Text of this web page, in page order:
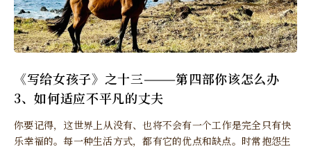
《写给女孩子》之十三———第四部你该怎么办
3、如何适应不平凡的丈夫
你要记得，这世界上从没有、也将不会有一个工作是完全只有快
乐幸福的。每一种生活方式，都有它的优点和缺点。时常抱怨生